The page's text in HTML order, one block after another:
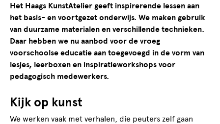
Het Haags KunstAtelier geeft inspirerende lessen aan
het basis- en voortgezet onderwijs. We maken gebruik
van duurzame materialen en verschillende technieken.
Daar hebben we nu aanbod voor de vroeg
voorschoolse educatie aan toegevoegd in de vorm van
lesjes, leerboxen en inspiratieworkshops voor
pedagogisch medewerkers.
Kijk op kunst
We werken vaak met verhalen, die peuters zelf gaan